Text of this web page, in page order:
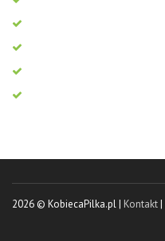
2026 © KobiecaPilka.pl | Kontakt|